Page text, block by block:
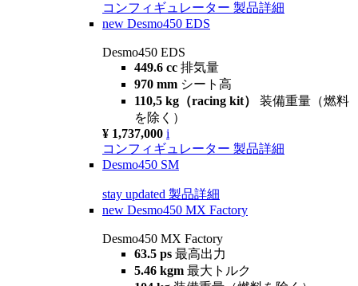
コンフィギュレーター 製品詳細
new Desmo450 EDS
Desmo450 EDS
449.6 cc 排気量
970 mm シート高
110,5 kg（racing kit） 装備重量（燃料
を除く）
¥ 1,737,000 i
コンフィギュレーター 製品詳細
Desmo450 SM
stay updated 製品詳細
new Desmo450 MX Factory
Desmo450 MX Factory
63.5 ps 最高出力
5.46 kgm 最大トルク